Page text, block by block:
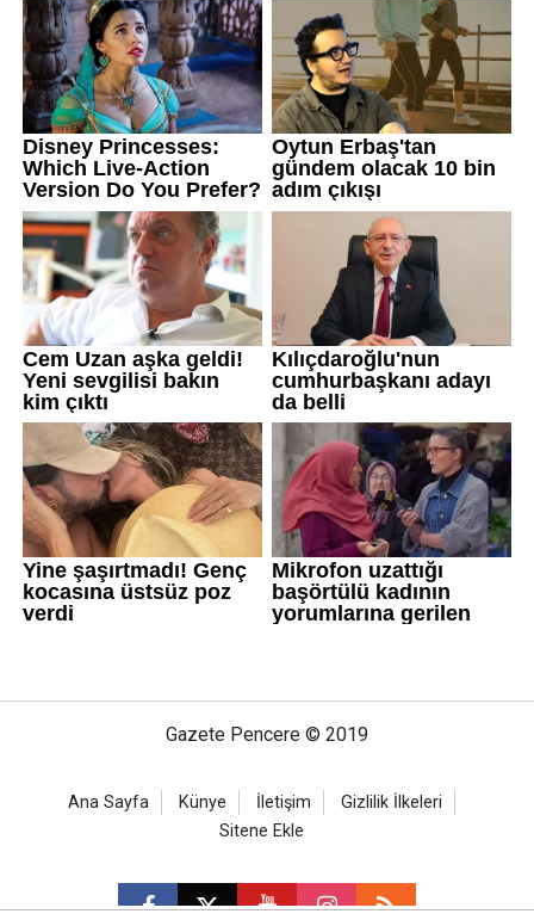
Gazete Pencere © 2019
Ana Sayfa Künye İletişim
Gizlilik İlkeleri
Sitene Ekle